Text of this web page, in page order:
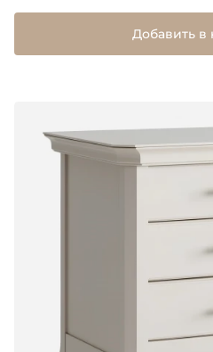
Добавить в